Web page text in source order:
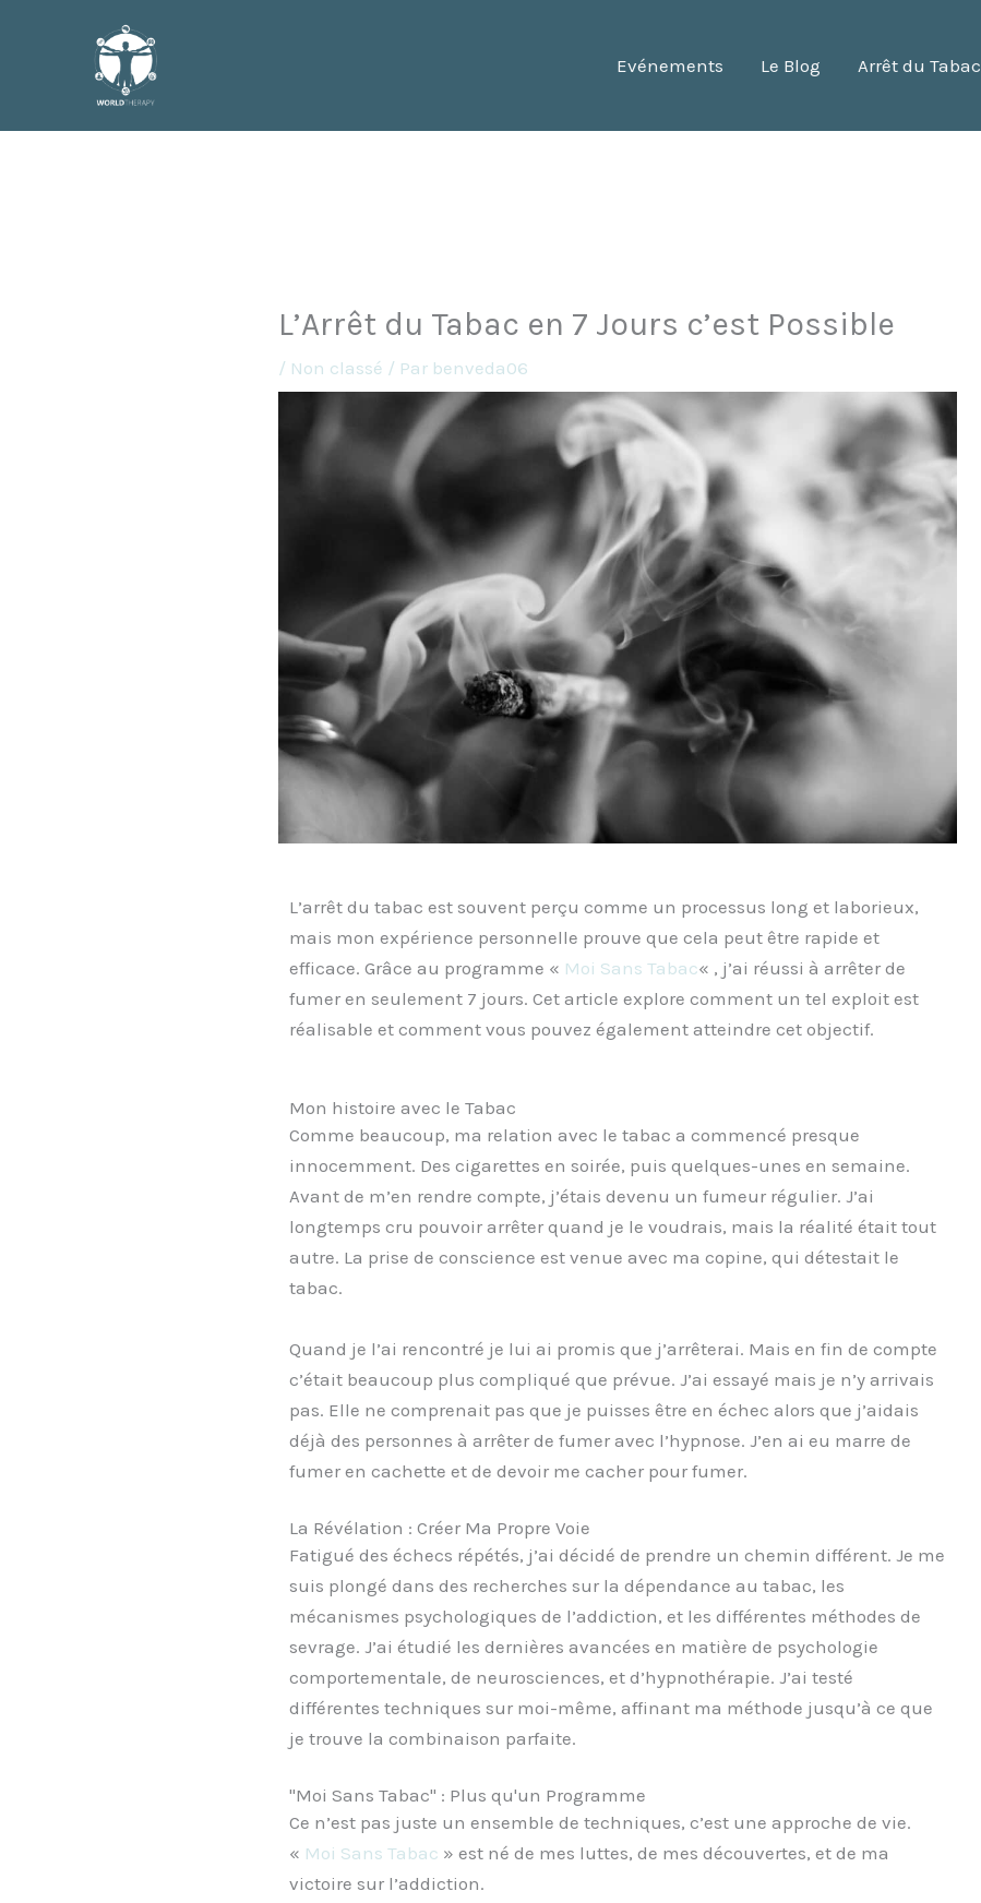
Evénements Le Blog Arrêt du Tabac
L’Arrêt du Tabac en 7 Jours c’est Possible
/ Non classé / Par benveda06
L’arrêt du tabac est souvent perçu comme un processus long et laborieux,
mais mon expérience personnelle prouve que cela peut être rapide et
efficace. Grâce au programme « Moi Sans Tabac« , j’ai réussi à arrêter de
fumer en seulement 7 jours. Cet article explore comment un tel exploit est
réalisable et comment vous pouvez également atteindre cet objectif.
Mon histoire avec le Tabac
Comme beaucoup, ma relation avec le tabac a commencé presque
innocemment. Des cigarettes en soirée, puis quelques-unes en semaine.
Avant de m’en rendre compte, j’étais devenu un fumeur régulier. J’ai
longtemps cru pouvoir arrêter quand je le voudrais, mais la réalité était tout
autre. La prise de conscience est venue avec ma copine, qui détestait le
tabac.
Quand je l’ai rencontré je lui ai promis que j’arrêterai. Mais en fin de compte
c’était beaucoup plus compliqué que prévue. J’ai essayé mais je n’y arrivais
pas. Elle ne comprenait pas que je puisses être en échec alors que j’aidais
déjà des personnes à arrêter de fumer avec l’hypnose. J’en ai eu marre de
fumer en cachette et de devoir me cacher pour fumer.
La Révélation : Créer Ma Propre Voie
Fatigué des échecs répétés, j’ai décidé de prendre un chemin différent. Je me
suis plongé dans des recherches sur la dépendance au tabac, les
mécanismes psychologiques de l’addiction, et les différentes méthodes de
sevrage. J’ai étudié les dernières avancées en matière de psychologie
comportementale, de neurosciences, et d’hypnothérapie. J’ai testé
différentes techniques sur moi-même, affinant ma méthode jusqu’à ce que
je trouve la combinaison parfaite.
"Moi Sans Tabac" : Plus qu'un Programme
Ce n’est pas juste un ensemble de techniques, c’est une approche de vie.
« Moi Sans Tabac » est né de mes luttes, de mes découvertes, et de ma
victoire sur l’addiction.